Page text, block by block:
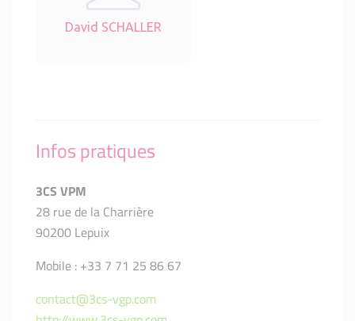
David SCHALLER
Infos pratiques
3CS VPM
28 rue de la Charrière
90200 Lepuix
Mobile : +33 7 71 25 86 67
contact@3cs-vgp.com